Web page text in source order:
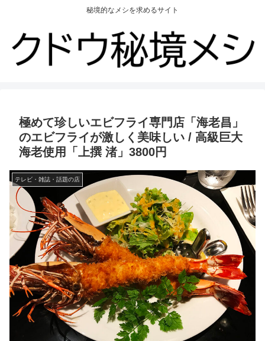
秘境的なメシを求めるサイト
極めて珍しいエビフライ専門店「海老昌」
のエビフライが激しく美味しい / 高級巨大
海老使用「上撰 渚」3800円
テレビ・雑誌・話題の店